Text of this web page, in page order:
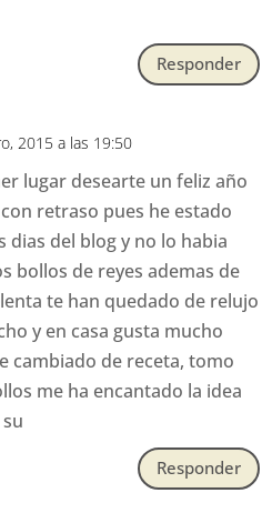
Responder
2015 a las 19:50
lugar desearte un feliz año
retraso pues he estado
dias del blog y no lo habia
bollos de reyes ademas de
te han quedado de relujo
y en casa gusta mucho
cambiado de receta, tomo
me ha encantado la idea
Responder